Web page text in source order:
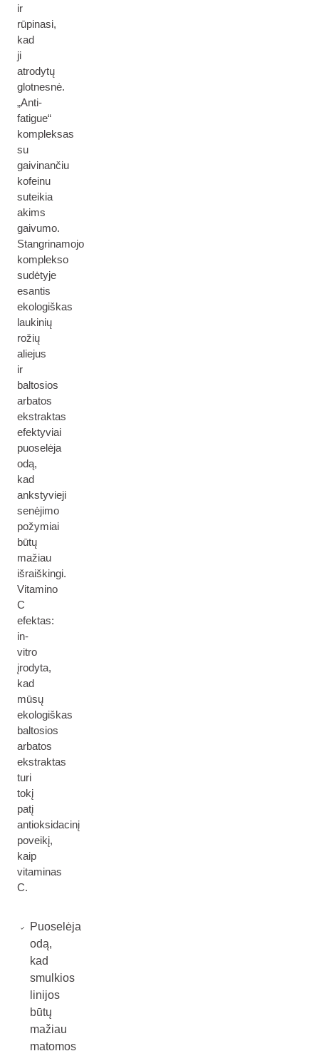
ir
rūpinasi,
kad
ji
atrodytų
glotnesnė.
„Anti-
fatigue“
kompleksas
su
gaivinančiu
kofeinu
suteikia
akims
gaivumo.
Stangrinamojo
komplekso
sudėtyje
esantis
ekologiškas
laukinių
rožių
aliejus
ir
baltosios
arbatos
ekstraktas
efektyviai
puoselėja
odą,
kad
ankstyvieji
senėjimo
požymiai
būtų
mažiau
išraiškingi.
Vitamino
C
efektas:
in-
vitro
įrodyta,
kad
mūsų
ekologiškas
baltosios
arbatos
ekstraktas
turi
tokį
patį
antioksidacinį
poveikį,
kaip
vitaminas
C.
Puoselėja
odą,
kad
smulkios
linijos
būtų
mažiau
matomos